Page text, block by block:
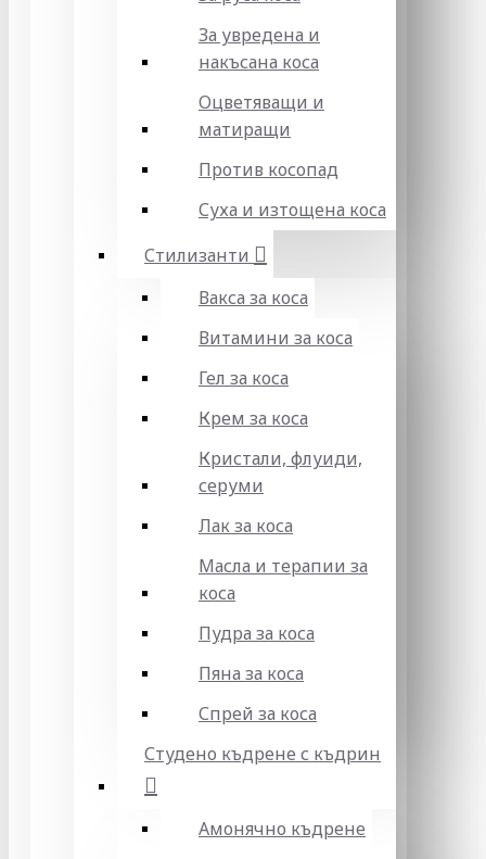
За увредена и
накъсана коса
Оцветяващи и
матиращи
Против косопад
Суха и изтощена коса
Стилизанти
Вакса за коса
Витамини за коса
Гел за коса
Крем за коса
Кристали, флуиди,
серуми
Лак за коса
Масла и терапии за
коса
Пудра за коса
Пяна за коса
Спрей за коса
Студено къдрене с къдрин
Амонячно къдрене